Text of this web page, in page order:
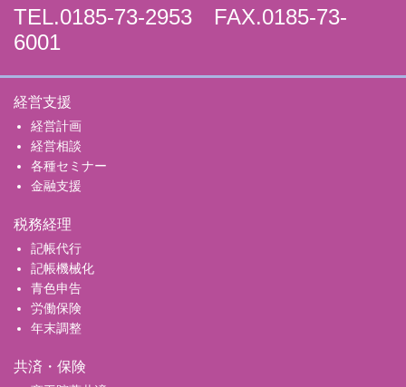
TEL.0185-73-2953 FAX.0185-73-
6001
経営支援
経営計画
経営相談
各種セミナー
金融支援
税務経理
記帳代行
記帳機械化
青色申告
労働保険
年末調整
共済・保険